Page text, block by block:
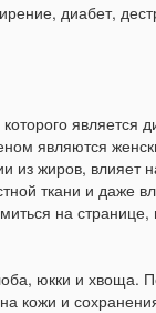
диабет,
является
являются
из жиров, влияет
ткани и даже
на странице,
юкки и хвоща.
кожи и